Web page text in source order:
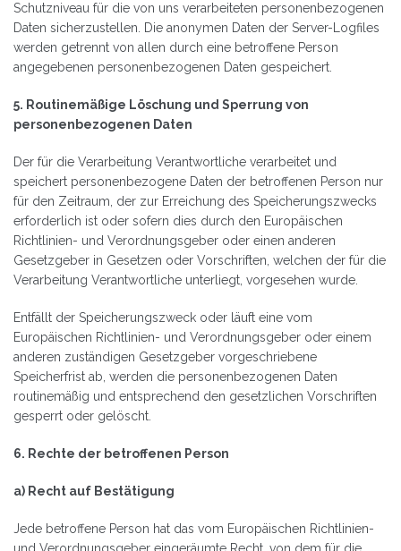
Schutzniveau für die von uns verarbeiteten personenbezogenen
Daten sicherzustellen. Die anonymen Daten der Server-Logfiles
werden getrennt von allen durch eine betroffene Person
angegebenen personenbezogenen Daten gespeichert.
5. Routinemäßige Löschung und Sperrung von
personenbezogenen Daten
Der für die Verarbeitung Verantwortliche verarbeitet und
speichert personenbezogene Daten der betroffenen Person nur
für den Zeitraum, der zur Erreichung des Speicherungszwecks
erforderlich ist oder sofern dies durch den Europäischen
Richtlinien- und Verordnungsgeber oder einen anderen
Gesetzgeber in Gesetzen oder Vorschriften, welchen der für die
Verarbeitung Verantwortliche unterliegt, vorgesehen wurde.
Entfällt der Speicherungszweck oder läuft eine vom
Europäischen Richtlinien- und Verordnungsgeber oder einem
anderen zuständigen Gesetzgeber vorgeschriebene
Speicherfrist ab, werden die personenbezogenen Daten
routinemäßig und entsprechend den gesetzlichen Vorschriften
gesperrt oder gelöscht.
6. Rechte der betroffenen Person
a) Recht auf Bestätigung
Jede betroffene Person hat das vom Europäischen Richtlinien-